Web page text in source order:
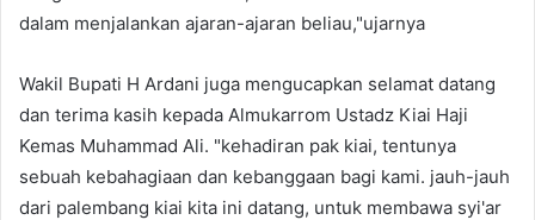
dalam menjalankan ajaran-ajaran beliau,"ujarnya
Wakil Bupati H Ardani juga mengucapkan selamat datang
dan terima kasih kepada Almukarrom Ustadz Kiai Haji
Kemas Muhammad Ali. "kehadiran pak kiai, tentunya
sebuah kebahagiaan dan kebanggaan bagi kami. jauh-jauh
dari palembang kiai kita ini datang, untuk membawa syi'ar